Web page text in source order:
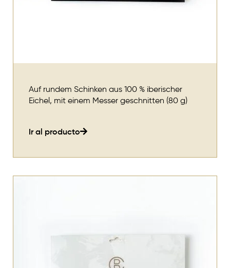
Auf rundem Schinken aus 100 % iberischer
Eichel, mit einem Messer geschnitten (80 g)
Ir al producto